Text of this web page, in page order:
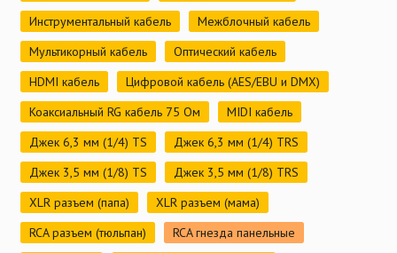
Инструментальный кабель
Межблочный кабель
Мультикорный кабель
Оптический кабель
HDMI кабель
Цифровой кабель (AES/EBU и DMX)
Коаксиальный RG кабель 75 Ом
MIDI кабель
Джек 6,3 мм (1/4) TS
Джек 6,3 мм (1/4) TRS
Джек 3,5 мм (1/8) TS
Джек 3,5 мм (1/8) TRS
XLR разъем (папа)
XLR разъем (мама)
RCA разъем (тюльпан)
RCA гнезда панельные